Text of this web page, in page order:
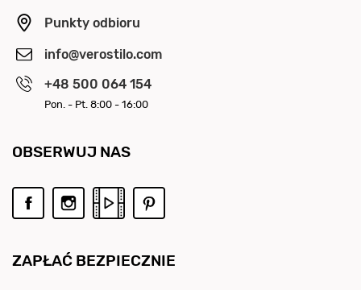
Punkty odbioru
info@verostilo.com
+48 500 064 154
Pon. - Pt. 8:00 - 16:00
ZAPŁAĆ BEZPIECZNIE
OBSERWUJ NAS